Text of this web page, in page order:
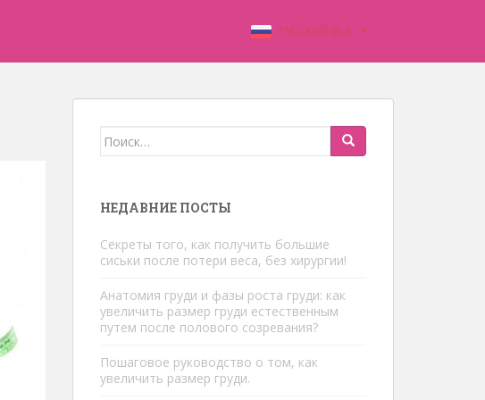
РУССКИЙ (RU)
Искать:
НЕДАВНИЕ ПОСТЫ
Секреты того, как получить большие
сиськи после потери веса, без хирургии!
Анатомия груди и фазы роста груди: как
увеличить размер груди естественным
путем после полового созревания?
Пошаговое руководство о том, как
увеличить размер груди.